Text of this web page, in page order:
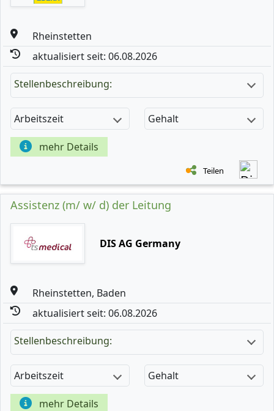
Rheinstetten
aktualisiert seit: 06.08.2026
Stellenbeschreibung:
Arbeitszeit Gehalt
mehr Details
Teilen
Assistenz (m/ w/ d) der Leitung
DIS AG Germany
Rheinstetten, Baden
aktualisiert seit: 06.08.2026
Stellenbeschreibung:
Arbeitszeit Gehalt
mehr Details